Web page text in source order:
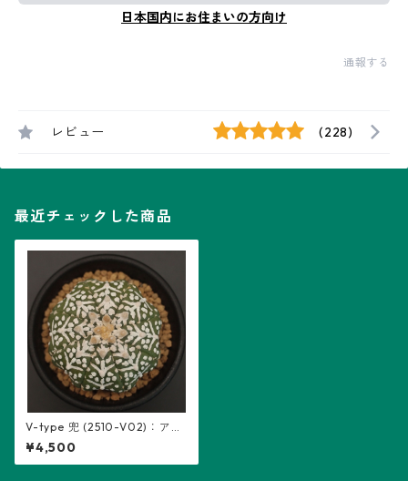
日本国内にお住まいの方向け
通報する
レビュー (228)
最近チェックした商品
V-type 兜 (2510-V02)：アス
トロフィツム属 ※実生
¥4,500